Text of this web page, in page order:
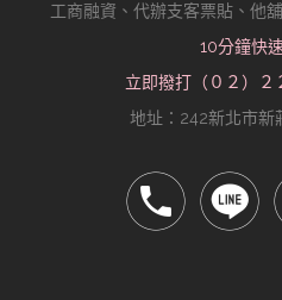
工商融資、代辦支客票貼、他
10分鐘快
立即撥打（０２）２
地址：242新北市新